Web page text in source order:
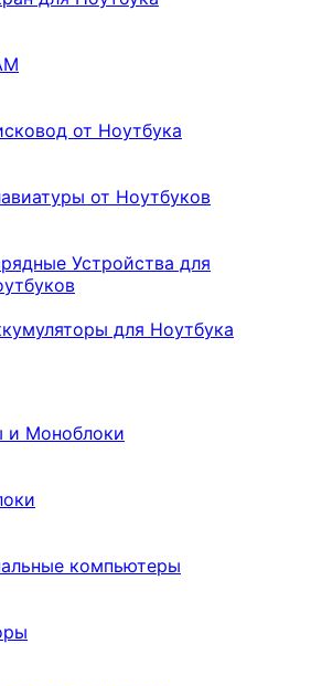
от Ноутбука
от Ноутбуков
Устройства для
для Ноутбука
и Моноблоки
компьютеры